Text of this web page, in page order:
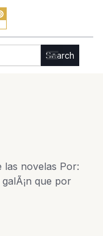
Search
las novelas Por:
que por